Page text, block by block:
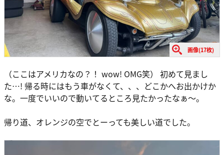
画像(17枚)
（ここはアメリカなの？！ wow! OMG笑） 初めて見まし
た…! 帰る時にはもう車がなくて、、、どこかへお出かけか
な。一度でいいので動いてるところ見たかったなぁ～。
帰り道、オレンジの空でとーっても美しい道でした。